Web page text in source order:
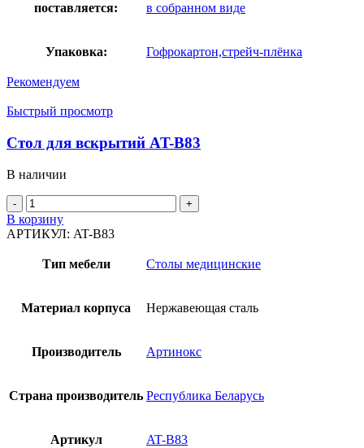
поставляется: в собранном виде
Упаковка: Гофрокартон,стрейч-плёнка
Рекомендуем
Быстрый просмотр
Стол для вскрытий AT-B83
В наличии
Количество
товара
Стол
вскрытий
В корзину
АРТИКУЛ: AT-B83
Тип мебели Столы медицинские
Материал корпуса Нержавеющая сталь
Производитель Артинокс
Страна производитель Республика Беларусь
Артикул AT-B83